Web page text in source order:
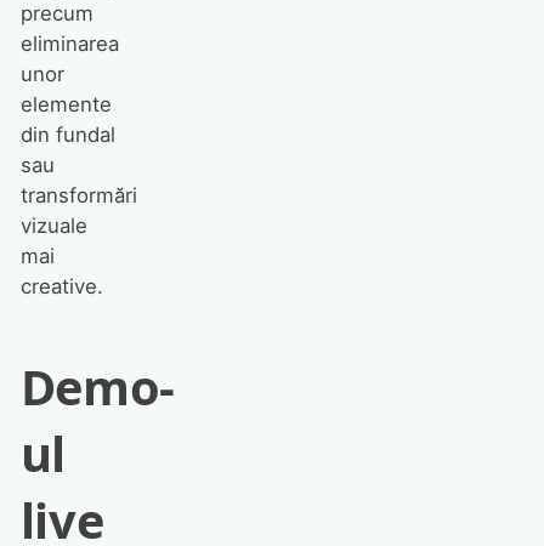
precum
eliminarea
unor
elemente
din fundal
sau
transformări
vizuale
mai
creative.
Demo-
ul
live